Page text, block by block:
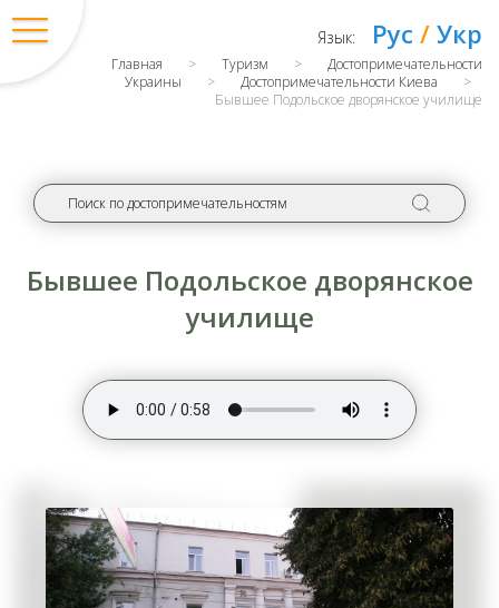
Рус / Укр
Язык:
Главная > Туризм >
Достопримечательности
Украины
> Достопримечательности Киева
>
Бывшее Подольское дворянское училище
Бывшее Подольское дворянское
училище